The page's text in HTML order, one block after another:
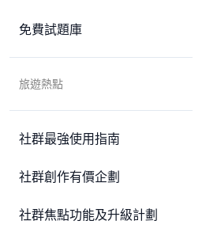
免費試題庫
旅遊熱點
社群最強使用指南
社群創作有價企劃
社群焦點功能及升級計劃